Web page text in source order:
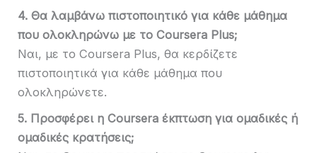
4. Θα λαμβάνω πιστοποιητικό για κάθε μάθημα
που ολοκληρώνω με το Coursera Plus;
Ναι, με το Coursera Plus, θα κερδίζετε
πιστοποιητικά για κάθε μάθημα που
ολοκληρώνετε.
5. Προσφέρει η Coursera έκπτωση για ομαδικές ή
ομαδικές κρατήσεις;